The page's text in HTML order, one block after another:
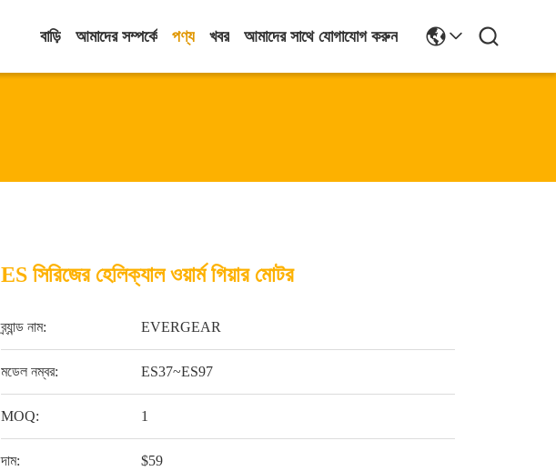
বাড়ি আমাদের সম্পর্কে পণ্য খবর আমাদের সাথে যোগাযোগ করুন
ES সিরিজের হেলিক্যাল ওয়ার্ম গিয়ার মোটর
ব্র্যান্ড নাম: EVERGEAR
মডেল নম্বর: ES37~ES97
MOQ: 1
দাম: $59